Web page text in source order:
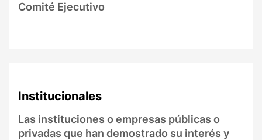
Comité Ejecutivo
Institucionales
Las instituciones o empresas públicas o
privadas que han demostrado su interés y